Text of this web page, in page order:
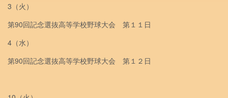
3（火）
第90回記念選抜高等学校野球大会 第１１日
4（水）
第90回記念選抜高等学校野球大会 第１２日